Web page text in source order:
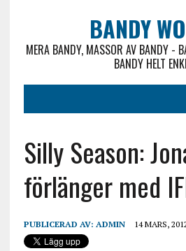
BANDY
MERA BANDY, MASSOR AV BANDY -
BANDY HELT
Silly Season:
förlänger med
PUBLICERAD AV: ADMIN 14 MARS,